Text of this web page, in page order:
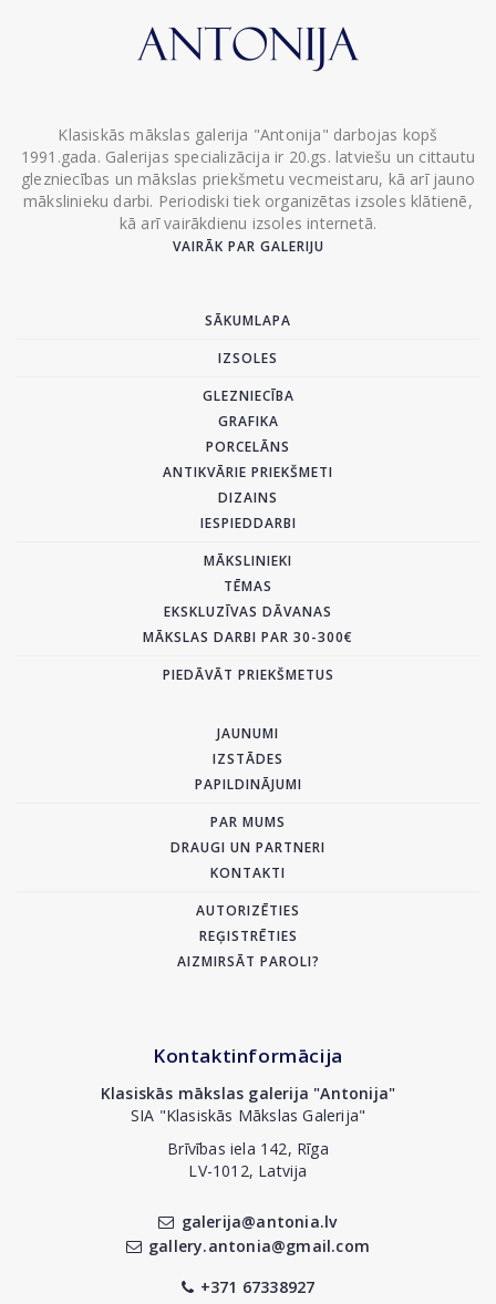
Klasiskās mākslas galerija "Antonija" darbojas kopš
1991.gada. Galerijas specializācija ir 20.gs. latviešu un cittautu
glezniecības un mākslas priekšmetu vecmeistaru, kā arī jauno
mākslinieku darbi. Periodiski tiek organizētas izsoles klātienē,
kā arī vairākdienu izsoles internetā.
VAIRĀK PAR GALERIJU
SĀKUMLAPA
IZSOLES
GLEZNIECĪBA
GRAFIKA
PORCELĀNS
ANTIKVĀRIE PRIEKŠMETI
DIZAINS
IESPIEDDARBI
MĀKSLINIEKI
TĒMAS
EKSKLUZĪVAS DĀVANAS
MĀKSLAS DARBI PAR 30-300€
PIEDĀVĀT PRIEKŠMETUS
JAUNUMI
IZSTĀDES
PAPILDINĀJUMI
PAR MUMS
DRAUGI UN PARTNERI
KONTAKTI
AUTORIZĒTIES
REĢISTRĒTIES
AIZMIRSĀT PAROLI?
Kontaktinformācija
Klasiskās mākslas galerija "Antonija"
SIA "Klasiskās Mākslas Galerija"
Brīvības iela 142, Rīga
LV-1012, Latvija
galerija@antonia.lv
gallery.antonia@gmail.com
+371 67338927